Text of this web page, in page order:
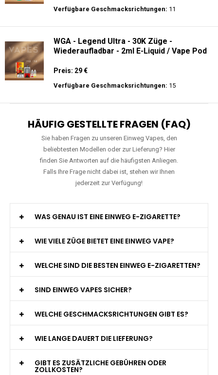
Verfügbare Geschmacksrichtungen: 11
WGA - Legend Ultra - 30K Züge -
Wiederaufladbar - 2ml E-Liquid / Vape Pod
Preis: 29 €
Verfügbare Geschmacksrichtungen: 15
HÄUFIG GESTELLTE FRAGEN (FAQ)
Sie haben Fragen zu unseren Einweg Vapes, den
beliebtesten Modellen oder zur Lieferung? Hier
finden Sie Antworten auf die häufigsten Anliegen.
Falls Ihre Frage nicht dabei ist, stehen wir Ihnen
jederzeit zur Verfügung!
WAS GENAU IST EINE EINWEG E-ZIGARETTE?
WIE VIELE ZÜGE BIETET EINE EINWEG VAPE?
WELCHE SIND DIE BESTEN EINWEG E-ZIGARETTEN?
SIND EINWEG VAPES SICHER?
WELCHE GESCHMACKSRICHTUNGEN GIBT ES?
WIE LANGE DAUERT DIE LIEFERUNG?
GIBT ES ZUSÄTZLICHE GEBÜHREN ODER
ZOLLKOSTEN?